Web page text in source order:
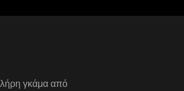
γκάμα από